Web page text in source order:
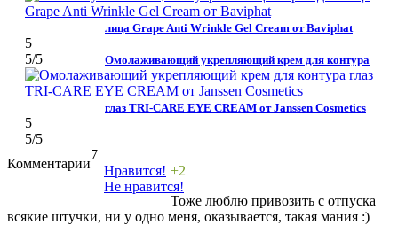
лица Grape Anti Wrinkle Gel Cream от Baviphat
5
5/5 Омолаживающий укрепляющий крем для контура
глаз TRI-CARE EYE CREAM от Janssen Cosmetics
5
5/5
Комментарии
7
Нравится!
Не нравится!
+2
Тоже люблю привозить с отпуска
всякие штучки, ни у одно меня, оказывается, такая мания :)